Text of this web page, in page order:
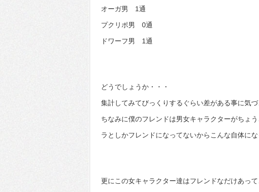
オーガ男 1通
プクリポ男 0通
ドワーフ男 1通
どうでしょうか・・・
集計してみてびっくりするぐらい差がある事に気づ
ちなみに僕のフレンドは男女キャラクターがちょ
ラとしかフレンドになってないからこんな自体に
更にこの女キャラクター達はフレンドなだけあっ